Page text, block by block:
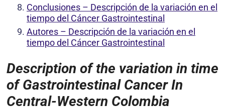
Conclusiones – Descripción de la variación en el
tiempo del Cáncer Gastrointestinal
Autores – Descripción de la variación en el
tiempo del Cáncer Gastrointestinal
Description of the variation in time
of Gastrointestinal Cancer In
Central-Western Colombia